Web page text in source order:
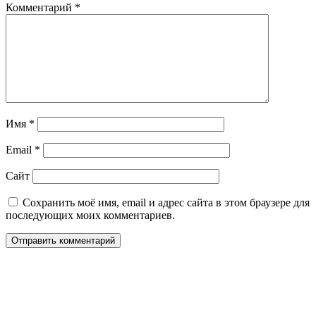
Комментарий *
Имя *
Email *
Сайт
Сохранить моё имя, email и адрес сайта в этом браузере для
последующих моих комментариев.